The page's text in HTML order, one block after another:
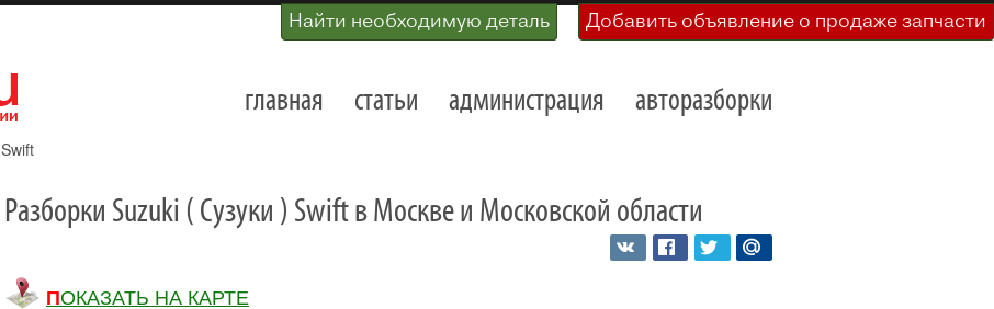
Найти необходимую деталь Добавить объявление о продаже запчасти
главная статьи администрация авторазборки
Swift
Разборки Suzuki ( Сузуки ) Swift в Москве и Московской области
ПОКАЗАТЬ НА КАРТЕ